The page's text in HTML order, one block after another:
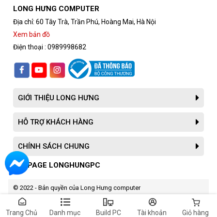
Đánh giá về RAM Trident Z 64GB G.Skill
-Tản nhiệt hiệu quả: Với cấu trúc tản nhiệt tinh xảo, bộ
nhớ giúp duy trì nhiệt độ thấp và hiệu suất ổn định trong suốt
quá trình hoạt động
Thẩm mỹ cao: Với màu sắc và thiết kế hiện đại, Trident Z
LONG HƯNG COMPUTER
Địa chỉ: 60 Tây Trà, Trần Phú, Hoàng Mai, Hà Nội
Xem bản đồ
Điện thoại : 0989998682
GIỚI THIỆU LONG HƯNG
HỖ TRỢ KHÁCH HÀNG
CHÍNH SÁCH CHUNG
FANPAGE LONGHUNGPC
© 2022 - Bản quyền của Long Hưng computer
Trang Chủ Danh mục Build PC Tài khoản Giỏ hàng